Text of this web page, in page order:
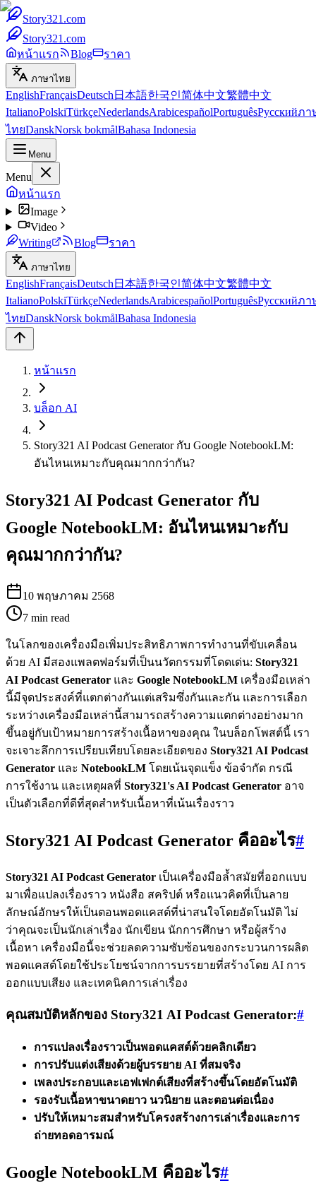
Story321.com
Story321.com
หน้าแรก
Blog ราคา
ภาษาไทย
EnglishFrançaisDeutsch 日本語한국인简体中文繁體中文
ItalianoPolskiTürkçeNederlandsArabicespañolPortuguêsРусскийภา
ไทยDanskNorsk bokmålBahasa Indonesia
Menu
Menu
หน้าแรก
Image
Video
Writing
Blog ราคา
ภาษาไทย
EnglishFrançaisDeutsch 日本語한국인简体中文繁體中文
ItalianoPolskiTürkçeNederlandsArabicespañolPortuguêsРусскийภา
ไทยDanskNorsk bokmålBahasa Indonesia
หน้าแรก
บล็อก AI
Story321 AI Podcast Generator กับ Google NotebookLM:
อันไหนเหมาะกับคุณมากกว่ากัน?
Story321 AI Podcast Generator กับ
Google NotebookLM: อันไหนเหมาะกับ
คุณมากกว่ากัน?
10 พฤษภาคม 2568
7 min read
ในโลกของเครื่องมือเพิ่มประสิทธิภาพการทำงานที่ขับเคลื่อน
ด้วย AI มีสองแพลตฟอร์มที่เป็นนวัตกรรมที่โดดเด่น: Story321
AI Podcast Generator และ Google NotebookLM เครื่องมือเหล่า
นี้มีจุดประสงค์ที่แตกต่างกันแต่เสริมซึ่งกันและกัน และการเลือก
ระหว่างเครื่องมือเหล่านี้สามารถสร้างความแตกต่างอย่างมาก
ขึ้นอยู่กับเป้าหมายการสร้างเนื้อหาของคุณ ในบล็อกโพสต์นี้ เรา
จะเจาะลึกการเปรียบเทียบโดยละเอียดของ Story321 AI Podcast
Generator และ NotebookLM โดยเน้นจุดแข็ง ข้อจำกัด กรณี
การใช้งาน และเหตุผลที่ Story321's AI Podcast Generator อาจ
เป็นตัวเลือกที่ดีที่สุดสำหรับเนื้อหาที่เน้นเรื่องราว
Story321 AI Podcast Generator คืออะไร#
Story321 AI Podcast Generator เป็นเครื่องมือล้ำสมัยที่ออกแบบ
มาเพื่อแปลงเรื่องราว หนังสือ สคริปต์ หรือแนวคิดที่เป็นลาย
ลักษณ์อักษรให้เป็นตอนพอดแคสต์ที่น่าสนใจโดยอัตโนมัติ ไม่
ว่าคุณจะเป็นนักเล่าเรื่อง นักเขียน นักการศึกษา หรือผู้สร้าง
เนื้อหา เครื่องมือนี้จะช่วยลดความซับซ้อนของกระบวนการผลิต
พอดแคสต์โดยใช้ประโยชน์จากการบรรยายที่สร้างโดย AI การ
ออกแบบเสียง และเทคนิคการเล่าเรื่อง
คุณสมบัติหลักของ Story321 AI Podcast Generator:#
การแปลงเรื่องราวเป็นพอดแคสต์ด้วยคลิกเดียว
การปรับแต่งเสียงด้วยผู้บรรยาย AI ที่สมจริง
เพลงประกอบและเอฟเฟกต์เสียงที่สร้างขึ้นโดยอัตโนมัติ
รองรับเนื้อหาขนาดยาว นวนิยาย และตอนต่อเนื่อง
ปรับให้เหมาะสมสำหรับโครงสร้างการเล่าเรื่องและการ
ถ่ายทอดอารมณ์
Google NotebookLM คืออะไร#